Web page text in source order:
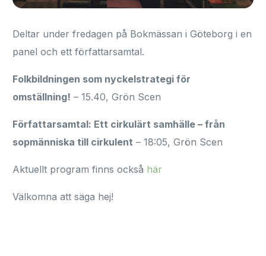
Deltar under fredagen på Bokmässan i Göteborg i en
panel och ett författarsamtal.
Folkbildningen som nyckelstrategi för
omställning! – 15.40, Grön Scen
Författarsamtal: Ett cirkulärt samhälle – från
sopmänniska till cirkulent – 18:05, Grön Scen
Aktuellt program finns också här
Välkomna att säga hej!